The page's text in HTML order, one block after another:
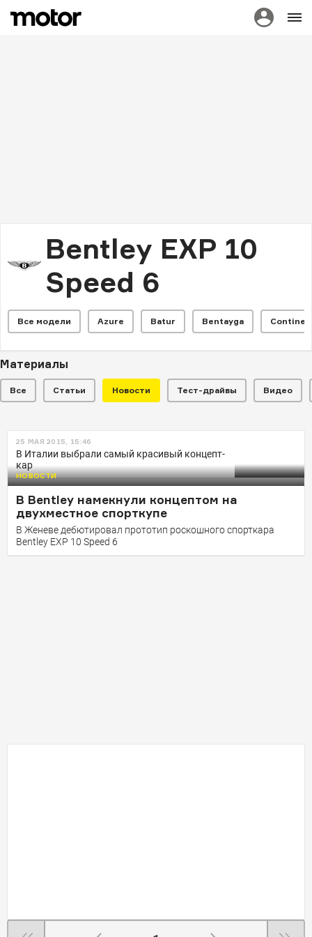
Bentley EXP 10
Speed 6
Все модели Azure Batur Bentayga
Материалы
Все Статьи Новости Тест-драйвы Видео
Глава Bentley назвал сроки
появления первого
электромобиля
Полностью электрический Bentley выйдет на рынок не
раньше, чем через пять лет
25 МАЯ 2015, 15:46
В Италии выбрали самый красивый концепт-
кар
НОВОСТИ
В Bentley намекнули концептом на
двухместное спорткупе
В Женеве дебютировал прототип роскошного спорткара
Bentley EXP 10 Speed 6